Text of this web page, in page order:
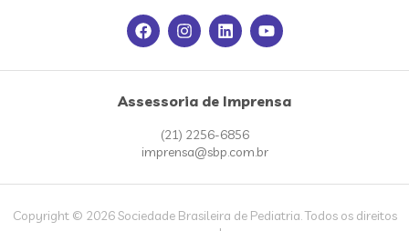
Assessoria de Imprensa
(21) 2256-6856
imprensa@sbp.com.br
Copyright © 2026 Sociedade Brasileira de Pediatria. Todos os direitos